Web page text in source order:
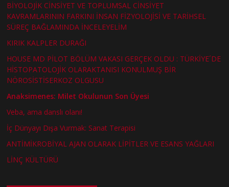
BİYOLOJİK CİNSİYET VE TOPLUMSAL CİNSİYET
KAVRAMLARININ FARKINI İNSAN FİZYOLOJİSİ VE TARİHSEL
SÜREÇ BAĞLAMINDA İNCELEYELİM
KIRIK KALPLER DURAĞI
HOUSE MD PİLOT BÖLÜM VAKASI GERÇEK OLDU : TÜRKİYE´DE
HİSTOPATOLOJİK OLARAKTANISI KONULMUŞ BİR
NÖROSİSTİSERKOZ OLGUSU
Anaksimenes: Milet Okulunun Son Üyesi
Veba, ama danslı olanı!
İç Dünyayı Dışa Vurmak: Sanat Terapisi
ANTİMİKROBİYAL AJAN OLARAK LİPİTLER VE ESANS YAĞLARI
LİNÇ KÜLTÜRÜ